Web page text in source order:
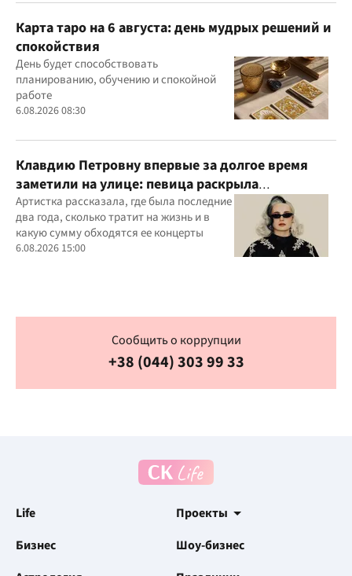
Карта таро на 6 августа: день мудрых решений и
спокойствия
День будет способствовать
планированию, обучению и спокойной
работе
6.08.2026 08:30
Клавдию Петровну впервые за долгое время
заметили на улице: певица раскрыла
подробности своей жизни
Артистка рассказала, где была последние
два года, сколько тратит на жизнь и в
какую сумму обходятся ее концерты
6.08.2026 15:00
Сообщить о коррупции
+38 (044) 303 99 33
Life
Проекты
Бизнес
Шоу-бизнес